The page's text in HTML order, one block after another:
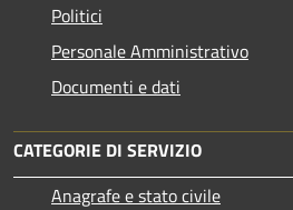
Politici
Personale Amministrativo
Documenti e dati
CATEGORIE DI SERVIZIO
Anagrafe e stato civile